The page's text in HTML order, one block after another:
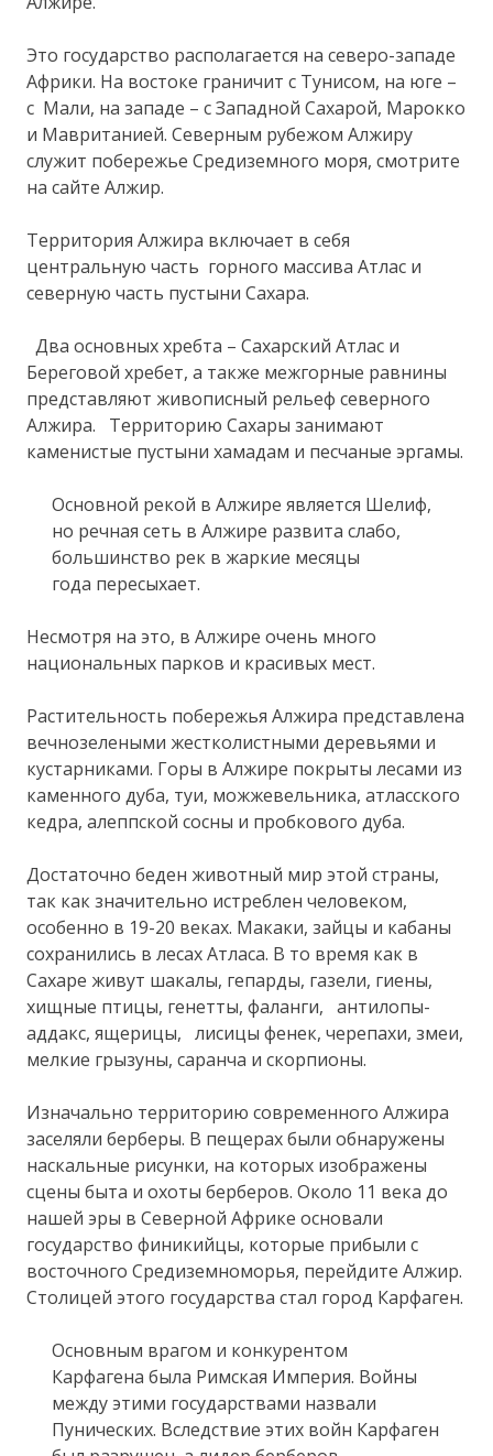
Это государство располагается на северо-западе
Африки. На востоке граничит с Тунисом, на юге –
с Мали, на западе – с Западной Сахарой, Марокко
и Мавританией. Северным рубежом Алжиру
служит побережье Средиземного моря, смотрите
на сайте Алжир.
Территория Алжира включает в себя
центральную часть горного массива Атлас и
северную часть пустыни Сахара.
Два основных хребта – Сахарский Атлас и
Береговой хребет, а также межгорные равнины
представляют живописный рельеф северного
Алжира. Территорию Сахары занимают
каменистые пустыни хамадам и песчаные эргамы.
Основной рекой в Алжире является Шелиф,
но речная сеть в Алжире развита слабо,
большинство рек в жаркие месяцы
года пересыхает.
Несмотря на это, в Алжире очень много
национальных парков и красивых мест.
Растительность побережья Алжира представлена
вечнозелеными жестколистными деревьями и
кустарниками. Горы в Алжире покрыты лесами из
каменного дуба, туи, можжевельника, атласского
кедра, алеппской сосны и пробкового дуба.
Достаточно беден животный мир этой страны,
так как значительно истреблен человеком,
особенно в 19-20 веках. Макаки, зайцы и кабаны
сохранились в лесах Атласа. В то время как в
Сахаре живут шакалы, гепарды, газели, гиены,
хищные птицы, генетты, фаланги, антилопы-
аддакс, ящерицы, лисицы фенек, черепахи, змеи,
мелкие грызуны, саранча и скорпионы.
Изначально территорию современного Алжира
заселяли берберы. В пещерах были обнаружены
наскальные рисунки, на которых изображены
сцены быта и охоты берберов. Около 11 века до
нашей эры в Северной Африке основали
государство финикийцы, которые прибыли с
восточного Средиземноморья, перейдите Алжир.
Столицей этого государства стал город Карфаген.
Основным врагом и конкурентом
Карфагена была Римская Империя. Войны
между этими государствами назвали
Пунических. Вследствие этих войн Карфаген